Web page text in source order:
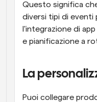
Questo significa
diversi tipi di eventi
l'integrazione di
e pianificazione a
La
Puoi collegare